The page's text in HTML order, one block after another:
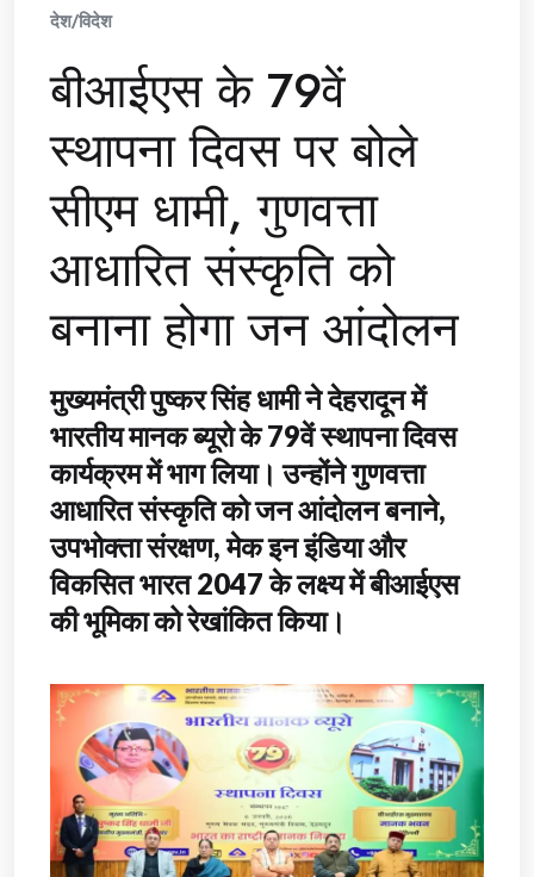
देश/विदेश
बीआईएस के 79वें
स्थापना दिवस पर बोले
सीएम धामी, गुणवत्ता
आधारित संस्कृति को
बनाना होगा जन आंदोलन
मुख्यमंत्री पुष्कर सिंह धामी ने देहरादून में
भारतीय मानक ब्यूरो के 79वें स्थापना दिवस
कार्यक्रम में भाग लिया। उन्होंने गुणवत्ता
आधारित संस्कृति को जन आंदोलन बनाने,
उपभोक्ता संरक्षण, मेक इन इंडिया और
विकसित भारत 2047 के लक्ष्य में बीआईएस
की भूमिका को रेखांकित किया।